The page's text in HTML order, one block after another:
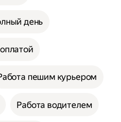
день
пешим курьером
Работа водителем